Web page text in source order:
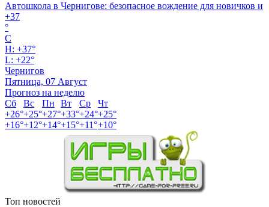
Автошкола в Чернигове: безопасное вождение для новичков и
+37
°
C
H: +37°
L: +22°
Чернигов
Пятница, 07 Август
Прогноз на неделю
Сб
Вс Пн Вт Ср
Чт
+26°+25°+27°+33°+24°+25°
+16°+12°+14°+15°+11°+10°
Топ новостей